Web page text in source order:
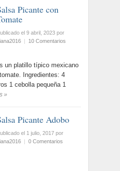
Picante con
el 9 abril, 2023 por
| 10 Comentarios
un platillo típico mexicano
Ingredientes: 4
1 cebolla pequeña 1
»
Picante Adobo
el 1 julio, 2017 por
| 0 Comentarios